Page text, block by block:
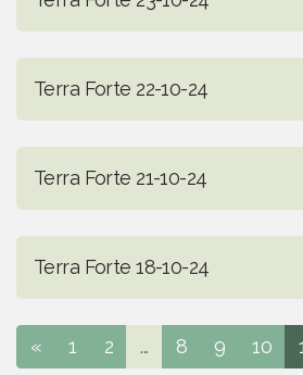
Terra Forte 22-10-24
Terra Forte 21-10-24
Terra Forte 18-10-24
« 1 2 ... 8 9 10